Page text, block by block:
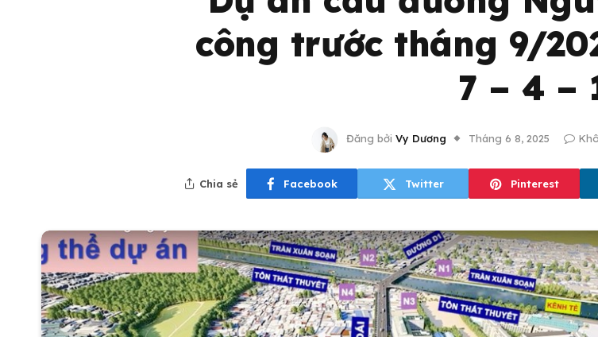
công trước tháng 9/
7 – 4 –
Đăng bởi Vy Dương Tháng 6 8, 2025
Chia sẻ Facebook Twitter Pinterest